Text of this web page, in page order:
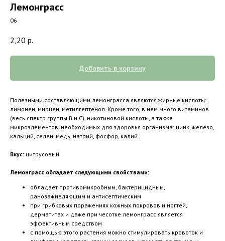
Лемонграсс
06
2,20 р.
Добавить в корзину
Полезными составляющими лемонграсса являются жирные кислоты:
лимонен, мирцен, метилгептенол. Кроме того, в нем много витаминов
(весь спектр группы В и С), никотиновой кислоты, а также
микроэлементов, необходимых для здоровья организма: цинк, железо,
кальций, селен, медь, натрий, фосфор, калий.
Вкус: цитрусовый.
Лемонграсс обладает следующими свойствами:
обладает противомикробным, бактерицидным,
ранозаживляющим и антисептическим
при грибковых поражениях кожных покровов и ногтей,
дерматитах и даже при чесотке лемонграсс является
эффективным средством
с помощью этого растения можно стимулировать кровоток и